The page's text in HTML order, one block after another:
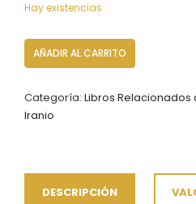
Hay existencias
Kerman
cantidad
AÑADIR AL CARRITO
Categoría: Libros Relacionados
Iranio
DESCRIPCIÓN